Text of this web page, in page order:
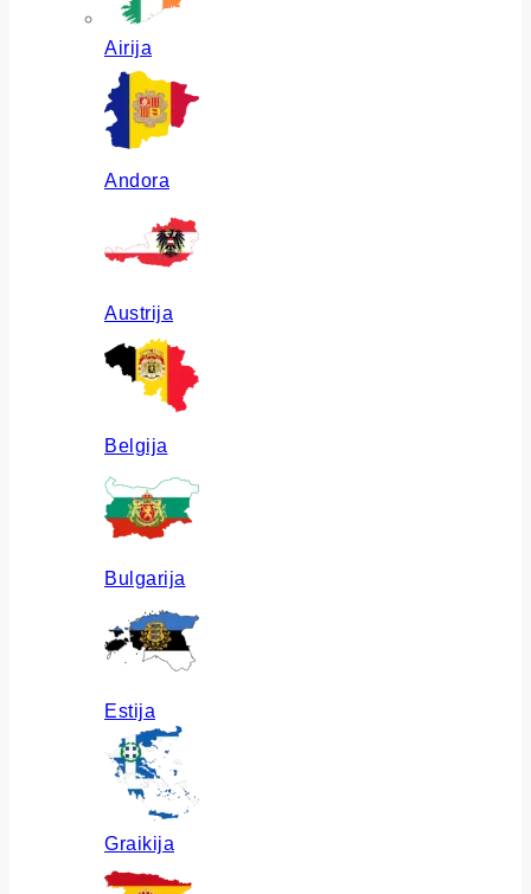
Airija
Andora
Austrija
Belgija
Bulgarija
Estija
Graikija